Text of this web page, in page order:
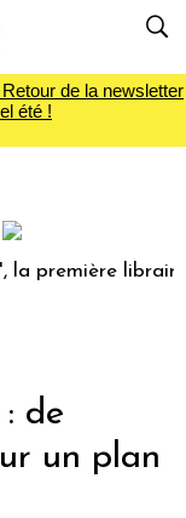
de la newsletter
été !
librairie du
de
un plan